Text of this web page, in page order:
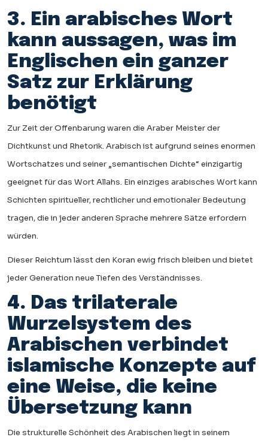
3. Ein arabisches Wort
kann aussagen, was im
Englischen ein ganzer
Satz zur Erklärung
benötigt
Zur Zeit der Offenbarung waren die Araber Meister der
Dichtkunst und Rhetorik. Arabisch ist aufgrund seines enormen
Wortschatzes und seiner „semantischen Dichte“ einzigartig
geeignet für das Wort Allahs. Ein einziges arabisches Wort kann
Schichten spiritueller, rechtlicher und emotionaler Bedeutung
tragen, die in jeder anderen Sprache mehrere Sätze erfordern
würden.
Dieser Reichtum lässt den Koran ewig frisch bleiben und bietet
jeder Generation neue Tiefen des Verständnisses.
4. Das trilaterale
Wurzelsystem des
Arabischen verbindet
islamische Konzepte auf
eine Weise, die keine
Übersetzung kann
Die strukturelle Schönheit des Arabischen liegt in seinem